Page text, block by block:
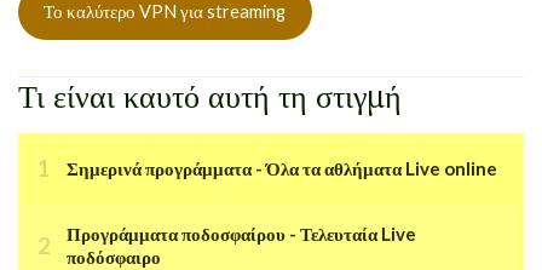
Το καλύτερο VPN για streaming
Τι είναι καυτό αυτή τη στιγμή
Σημερινά προγράμματα - Όλα τα αθλήματα Live online
Προγράμματα ποδοσφαίρου - Τελευταία Live
ποδόσφαιρο